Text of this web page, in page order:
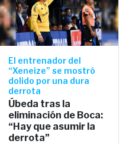
El entrenador del
“Xeneize” se mostró
dolido por una dura
derrota
Úbeda tras la
eliminación de Boca:
“Hay que asumir la
derrota”